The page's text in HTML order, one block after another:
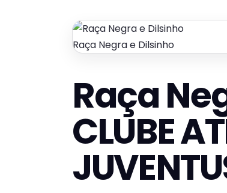
Raça Negra e Dilsinho
Raça
CLUBE